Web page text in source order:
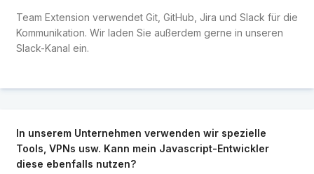
Team Extension verwendet Git, GitHub, Jira und Slack für die
Kommunikation. Wir laden Sie außerdem gerne in unseren
Slack-Kanal ein.
In unserem Unternehmen verwenden wir spezielle
Tools, VPNs usw. Kann mein Javascript-Entwickler
diese ebenfalls nutzen?